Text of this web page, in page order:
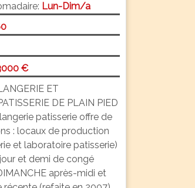
Lun-Dim/a
€
ET
DE PLAIN PIED
patisserie offre de
: locaux de production
et laboratoire patisserie)
et demi de congé
après-midi et